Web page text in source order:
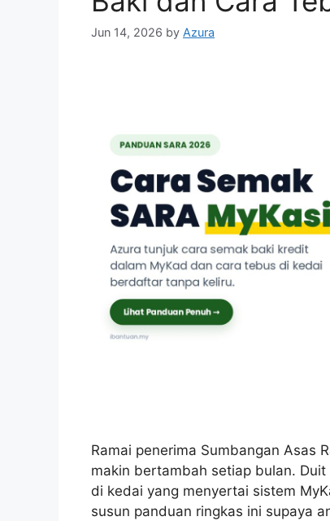
Jun 14, 2026 by Azura
Ramai penerima Sumbangan Asas
makin bertambah setiap bulan.
di kedai yang menyertai sistem
susun panduan ringkas ini supaya